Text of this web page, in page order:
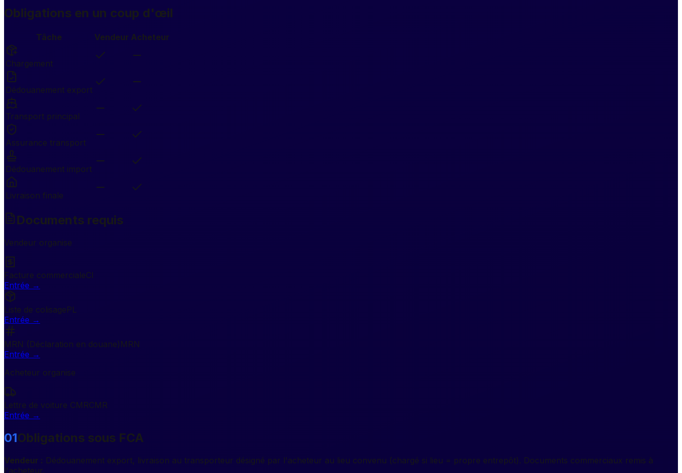
Obligations en un coup d'œil
Tâche Vendeur Acheteur
Chargement
Dédouanement export
Transport principal
Assurance transport
Dédouanement import
Livraison finale
Documents requis
Vendeur organise
Facture commercialeCI
Entrée →
Liste de colisagePL
Entrée →
MRN (Déclaration en douane) MRN
Entrée →
Acheteur organise
Lettre de voiture CMRCMR
Entrée →
01Obligations sous FCA
Vendeur : Dédouanement export, livraison au transporteur désigné par l'acheteur au lieu convenu (chargé si lieu = propre entrepôt). Documents commerciaux remis à
l'acheteur.